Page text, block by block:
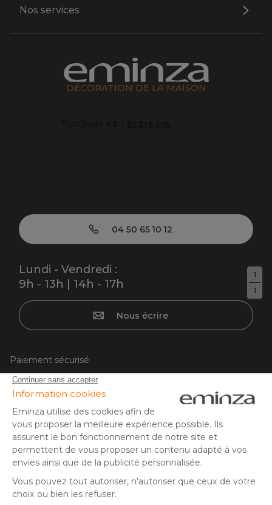
1
1
Nos services
DÉCORATION DE LA MAISON
04 50 65 10 12
Lundi - Vendredi :
9h - 13h | 14h - 17h
Nous écrire
Paiement sécurisé
Carte bancaire, PayPal, virement bancaire, 3x ou 4x par CB
à partir de 50EUR, Google/Apple Pay.
Suivez-nous sur :